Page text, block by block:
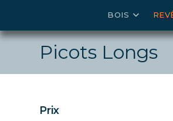
BOIS
Picots Longs
Prix